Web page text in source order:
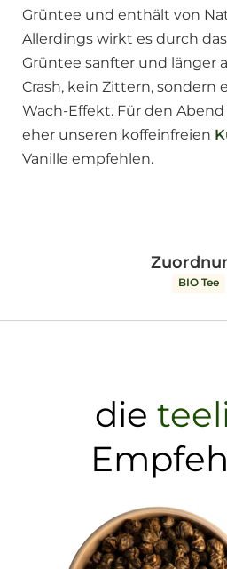
Grüntee und enthält von
Allerdings wirkt es durch
Grüntee sanfter und länger
Crash, kein Zittern, sondern
Wach-Effekt. Für den
eher unseren koffeinfreien
Vanille empfehlen.
BIO Tee
die